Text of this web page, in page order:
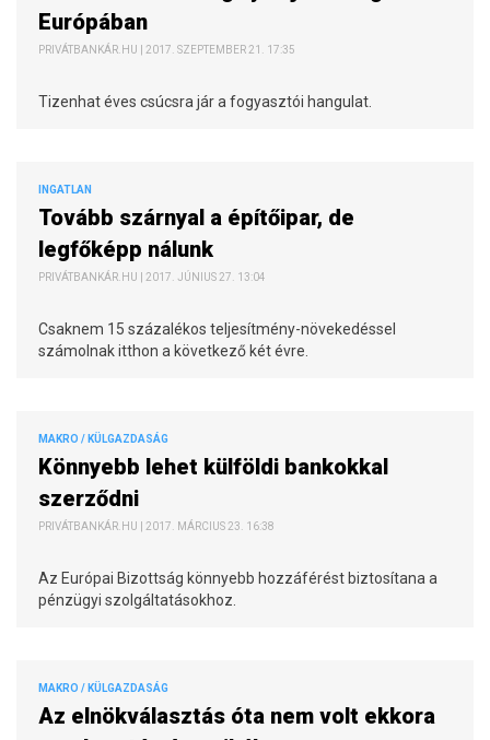
Európában
PRIVÁTBANKÁR.HU | 2017. SZEPTEMBER 21. 17:35
Tizenhat éves csúcsra jár a fogyasztói hangulat.
INGATLAN
Tovább szárnyal a építőipar, de
legfőképp nálunk
PRIVÁTBANKÁR.HU | 2017. JÚNIUS 27. 13:04
Csaknem 15 százalékos teljesítmény-növekedéssel
számolnak itthon a következő két évre.
MAKRO / KÜLGAZDASÁG
Könnyebb lehet külföldi bankokkal
szerződni
PRIVÁTBANKÁR.HU | 2017. MÁRCIUS 23. 16:38
Az Európai Bizottság könnyebb hozzáférést biztosítana a
pénzügyi szolgáltatásokhoz.
MAKRO / KÜLGAZDASÁG
Az elnökválasztás óta nem volt ekkora